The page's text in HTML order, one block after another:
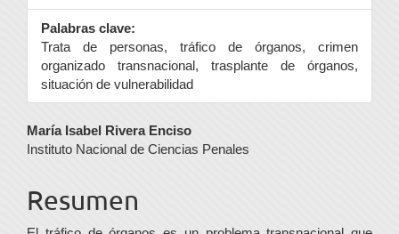
Palabras clave:
Trata de personas, tráfico de órganos, crimen
organizado transnacional, trasplante de órganos,
situación de vulnerabilidad
Contenido
principal
del
artículo
María Isabel Rivera Enciso
Instituto Nacional de Ciencias Penales
Resumen